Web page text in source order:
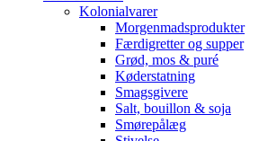
Kolonialvarer
Morgenmadsprodukter
Færdigretter og supper
Grød, mos & puré
Køderstatning
Smagsgivere
Salt, bouillon & soja
Smørepålæg